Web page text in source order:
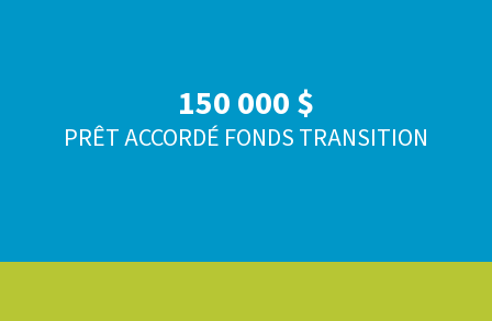
150 000 $
PRÊT ACCORDÉ FONDS TRANSITION